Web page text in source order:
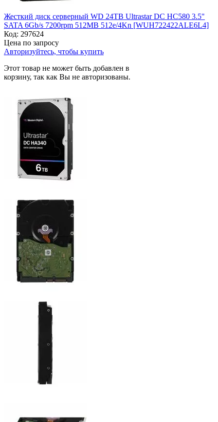
Жесткий диск серверный WD 24TB Ultrastar DC HC580 3.5"
SATA 6Gb/s 7200rpm 512MB 512e/4Kn [WUH722422ALE6L4]
Код: 297624
Цена по запросу
Авторизуйтесь, чтобы купить
Этот товар не может быть добавлен в
корзину, так как Вы не авторизованы.